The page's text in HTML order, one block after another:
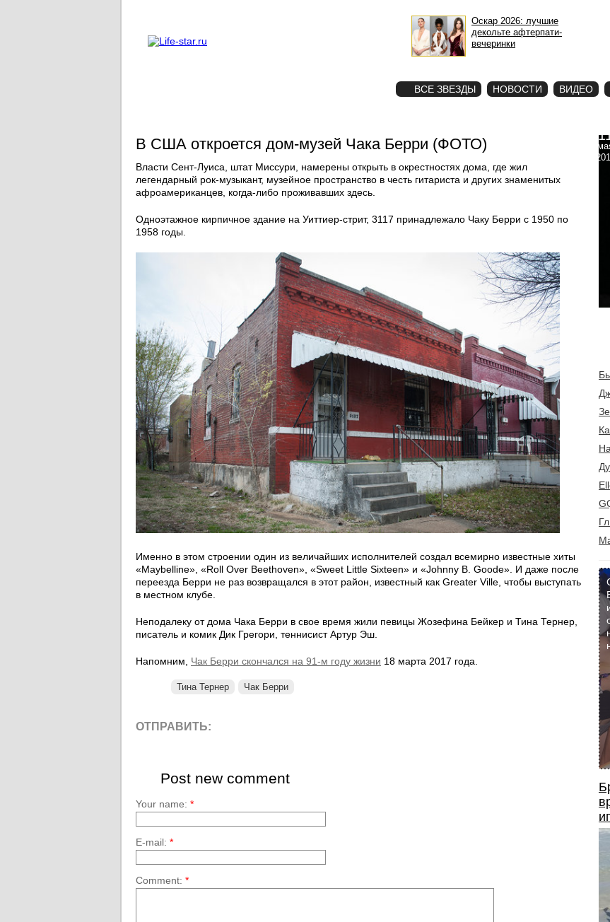
Оскар 2026: лучшие
декольте афтерпати-
вечеринки
ВСЕ ЗВЕЗДЫ НОВОСТИ ВИДЕО
В США откроется дом-музей Чака Берри (ФОТО)
Власти Сент-Луиса, штат Миссури, намерены открыть в окрестностях дома, где жил
легендарный рок-музыкант, музейное пространство в честь гитариста и других знаменитых
афроамериканцев, когда-либо проживавших здесь.
Одноэтажное кирпичное здание на Уиттиер-стрит, 3117 принадлежало Чаку Берри с 1950 по
1958 годы.
Именно в этом строении один из величайших исполнителей создал всемирно известные хиты
«Maybelline», «Roll Over Beethoven», «Sweet Little Sixteen» и «Johnny B. Goode». И даже после
переезда Берри не раз возвращался в этот район, известный как Greater Ville, чтобы выступать
в местном клубе.
Неподалеку от дома Чака Берри в свое время жили певицы Жозефина Бейкер и Тина Тернер,
писатель и комик Дик Грегори, теннисист Артур Эш.
Напомним, Чак Берри скончался на 91-м году жизни 18 марта 2017 года.
Тина Тернер Чак Берри
ОТПРАВИТЬ:
Post new comment
Your name: *
E-mail: *
Comment: *